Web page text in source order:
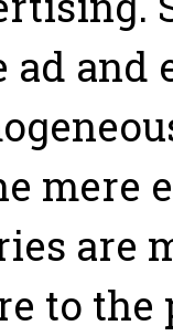
and
mere
are
to